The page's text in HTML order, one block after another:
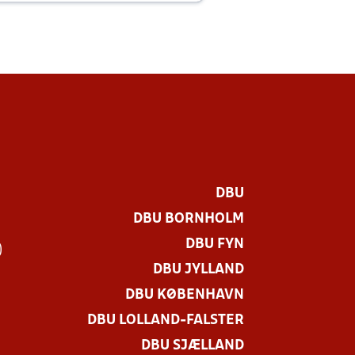
DBU
DBU BORNHOLM
DBU FYN
DBU JYLLAND
DBU KØBENHAVN
DBU LOLLAND-FALSTER
DBU SJÆLLAND